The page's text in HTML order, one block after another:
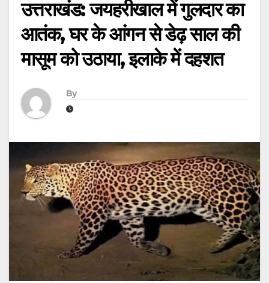
उत्तराखंड: जयहरीखाल में गुलदार का
आतंक, घर के आंगन से डेढ़ साल की
मासूम को उठाया, इलाके में दहशत
By